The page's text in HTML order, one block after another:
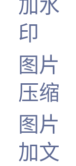
印
图片
压缩
图片
加文